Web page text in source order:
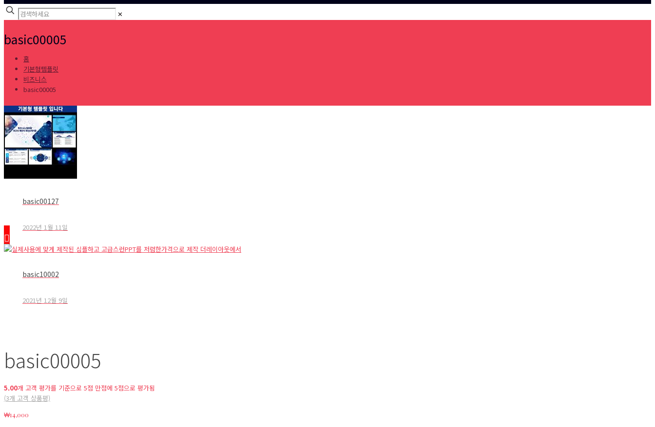
✕
basic00005
홈
기본형템플릿
비즈니스
basic00005
basic00127
2022년 1월 11일
basic10002
2021년 12월 9일
basic00005
5.00개 고객 평가를 기준으로 5점 만점에 5점으로 평가됨
(3개 고객 상품평)
₩14,000